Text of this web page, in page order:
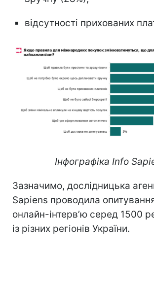
відсутності прихованих
Інфографіка Info
Зазначимо, дослідницька
Sapiens проводила
онлайн-інтерв’ю серед 1500
із різних регіонів України.